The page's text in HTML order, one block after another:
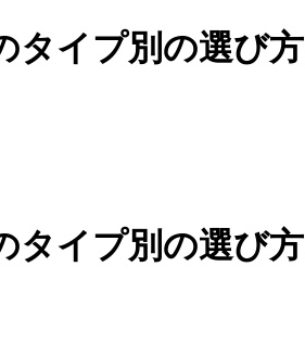
タイプ別の選び方
タイプ別の選び方